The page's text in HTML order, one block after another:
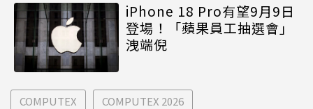
iPhone 18 Pro有望9月9日
登場！「蘋果員工抽選會」
洩端倪
COMPUTEX COMPUTEX 2026